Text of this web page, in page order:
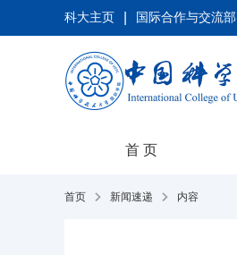
科大主页 国际合作与交流部
首 页
首页 新闻速递 内容